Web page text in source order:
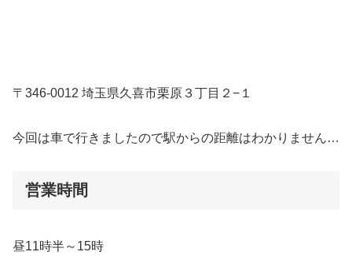
〒346-0012 埼玉県久喜市栗原３丁目２−１
今回は車で行きましたので駅からの距離はわかりません…
営業時間
昼11時半～15時